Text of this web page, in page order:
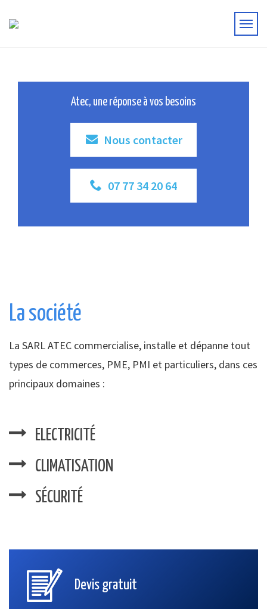
Atec, une réponse à vos besoins
Nous contacter
07 77 34 20 64
La société
La SARL ATEC commercialise, installe et dépanne tout
types de commerces, PME, PMI et particuliers, dans ces
principaux domaines :
ELECTRICITÉ
CLIMATISATION
SÉCURITÉ
Devis gratuit